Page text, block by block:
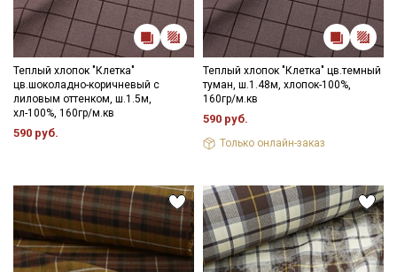
Теплый хлопок "Клетка"
цв.шоколадно-коричневый с
лиловым оттенком, ш.1.5м,
хл-100%, 160гр/м.кв
590 руб.
Теплый хлопок "Клетка" цв.темный
туман, ш.1.48м, хлопок-100%,
160гр/м.кв
590 руб.
Только онлайн-заказ